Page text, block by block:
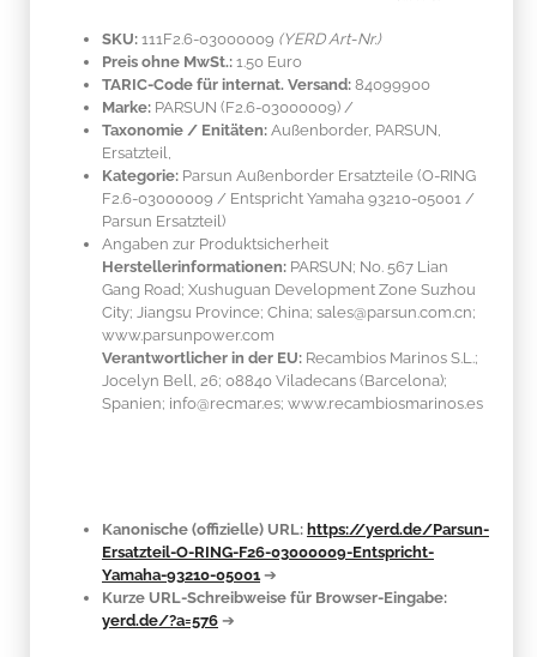
SKU: 111F2.6-03000009 (YERD Art-Nr.)
Preis ohne MwSt.: 1.50 Euro
TARIC-Code für internat. Versand: 84099900
Marke: PARSUN (F2.6-03000009) /
Taxonomie / Enitäten: Außenborder, PARSUN,
Ersatzteil,
Kategorie: Parsun Außenborder Ersatzteile (O-RING
F2.6-03000009 / Entspricht Yamaha 93210-05001 /
Parsun Ersatzteil)
Angaben zur Produktsicherheit
Herstellerinformationen: PARSUN; No. 567 Lian
Gang Road; Xushuguan Development Zone Suzhou
City; Jiangsu Province; China; sales@parsun.com.cn;
www.parsunpower.com
Verantwortlicher in der EU: Recambios Marinos S.L.;
Jocelyn Bell, 26; 08840 Viladecans (Barcelona);
Spanien; info@recmar.es; www.recambiosmarinos.es
Kanonische (offizielle) URL: https://yerd.de/Parsun-
Ersatzteil-O-RING-F26-03000009-Entspricht-
Yamaha-93210-05001 ➔
Kurze URL-Schreibweise für Browser-Eingabe:
yerd.de/?a=576 ➔